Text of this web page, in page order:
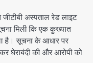
अस्पताल रेड लाइट
मिली कि एक कुख्यात
है। सूचना के आधार पर
घेराबंदी की और आरोपी को